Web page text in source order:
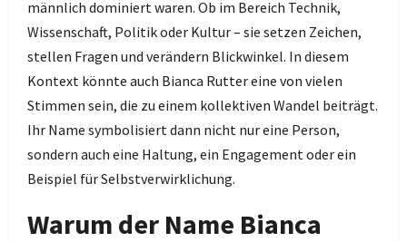
männlich dominiert waren. Ob im Bereich Technik,
Wissenschaft, Politik oder Kultur – sie setzen Zeichen,
stellen Fragen und verändern Blickwinkel. In diesem
Kontext könnte auch Bianca Rutter eine von vielen
Stimmen sein, die zu einem kollektiven Wandel beiträgt.
Ihr Name symbolisiert dann nicht nur eine Person,
sondern auch eine Haltung, ein Engagement oder ein
Beispiel für Selbstverwirklichung.
Warum der Name Bianca